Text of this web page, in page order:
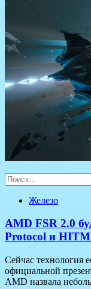
Найти:
Железо
AMD FSR 2.0
Protocol и
Сейчас технология
официальной
AMD назвала